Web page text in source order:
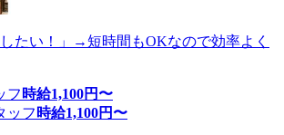
したい！」→短時間もOKなので効率よく
フ 時給1,100円〜
ッフ 時給1,100円〜